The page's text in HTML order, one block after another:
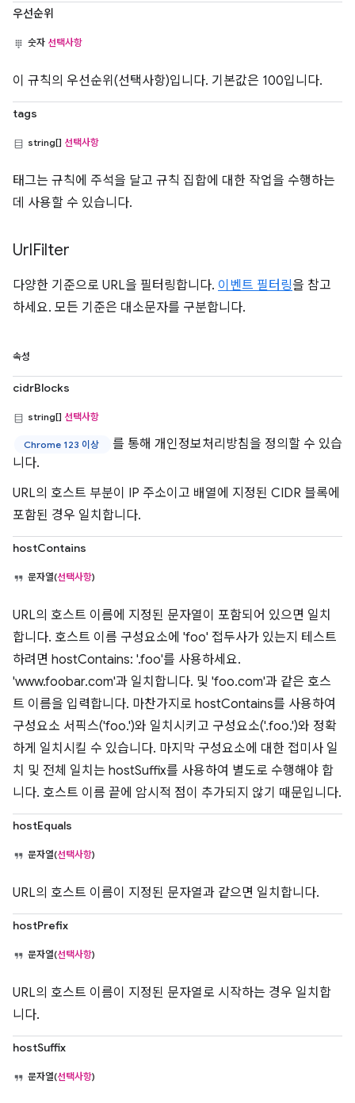
우선순위
숫자 선택사항
이 규칙의 우선순위(선택사항)입니다. 기본값은 100입니다.
tags
string[] 선택사항
태그는 규칙에 주석을 달고 규칙 집합에 대한 작업을 수행하는
데 사용할 수 있습니다.
UrlFilter
다양한 기준으로 URL을 필터링합니다. 이벤트 필터링을 참고
하세요. 모든 기준은 대소문자를 구분합니다.
속성
cidrBlocks
string[] 선택사항
Chrome 123 이상
를 통해 개인정보처리방침을 정의할 수 있습
니다.
URL의 호스트 부분이 IP 주소이고 배열에 지정된 CIDR 블록에
포함된 경우 일치합니다.
hostContains
문자열(선택사항)
URL의 호스트 이름에 지정된 문자열이 포함되어 있으면 일치
합니다. 호스트 이름 구성요소에 'foo' 접두사가 있는지 테스트
하려면 hostContains: '.foo'를 사용하세요.
'www.foobar.com'과 일치합니다. 및 'foo.com'과 같은 호스
트 이름을 입력합니다. 마찬가지로 hostContains를 사용하여
구성요소 서픽스('foo.')와 일치시키고 구성요소('.foo.')와 정확
하게 일치시킬 수 있습니다. 마지막 구성요소에 대한 접미사 일
치 및 전체 일치는 hostSuffix를 사용하여 별도로 수행해야 합
니다. 호스트 이름 끝에 암시적 점이 추가되지 않기 때문입니다.
hostEquals
문자열(선택사항)
URL의 호스트 이름이 지정된 문자열과 같으면 일치합니다.
hostPrefix
문자열(선택사항)
URL의 호스트 이름이 지정된 문자열로 시작하는 경우 일치합
니다.
hostSuffix
문자열(선택사항)